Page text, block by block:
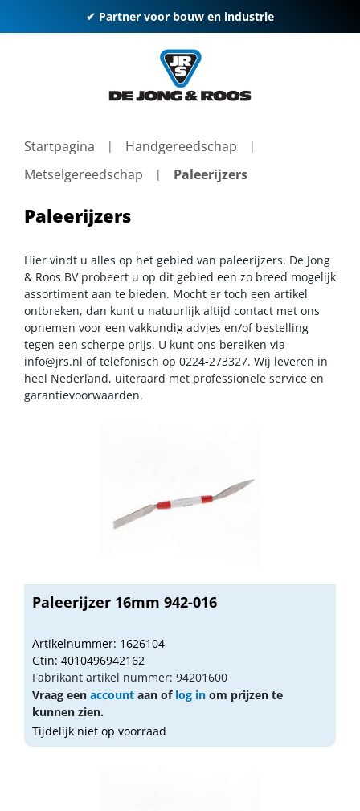
✔ Partner voor bouw en industrie
Startpagina
Handgereedschap
Metselgereedschap
Paleerijzers
Paleerijzers
Hier vindt u alles op het gebied van paleerijzers. De Jong
& Roos BV probeert u op dit gebied een zo breed mogelijk
assortiment aan te bieden. Mocht er toch een artikel
ontbreken, dan kunt u natuurlijk altijd contact met ons
opnemen voor een vakkundig advies en/of bestelling
tegen een scherpe prijs. U kunt ons bereiken via
info@jrs.nl of telefonisch op 0224-273327. Wij leveren in
heel Nederland, uiteraard met professionele service en
garantievoorwaarden.
Paleerijzer 16mm 942-016
Artikelnummer: 1626104
Gtin: 4010496942162
Fabrikant artikel nummer: 94201600
Vraag een account aan of log in om prijzen te
kunnen zien.
Tijdelijk niet op voorraad